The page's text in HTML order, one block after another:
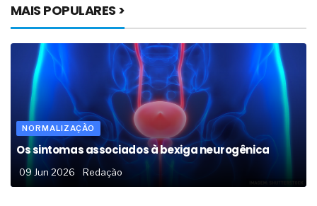
MAIS POPULARES >
NORMALIZAÇÃO
Os sintomas associados à bexiga neurogênica
09 Jun 2026 Redação